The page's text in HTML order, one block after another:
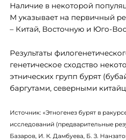
Наличие в некоторой
M указывает на первичный
– Китай, Восточную и Юго-
Результаты
генетическое сходство
этнических групп бурят
баргутами, северными
Источник: «Этногенез бурят в
исследований (предварительные
Базаров, И. К. Дамбуева, Б. З.